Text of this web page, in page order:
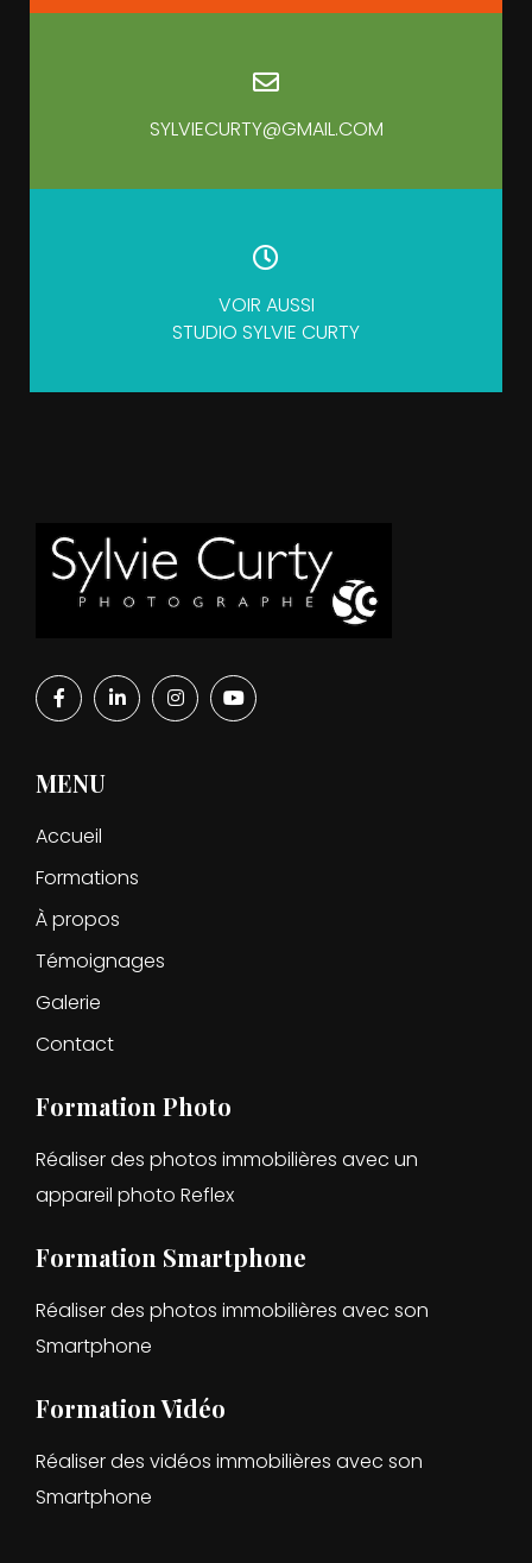
SYLVIECURTY@GMAIL.COM
VOIR AUSSI
STUDIO SYLVIE CURTY
MENU
Accueil
Formations
À propos
Témoignages
Galerie
Contact
Formation Photo
Réaliser des photos immobilières avec un
appareil photo Reflex
Formation Smartphone
Réaliser des photos immobilières avec son
Smartphone
Formation Vidéo
Réaliser des vidéos immobilières avec son
Smartphone